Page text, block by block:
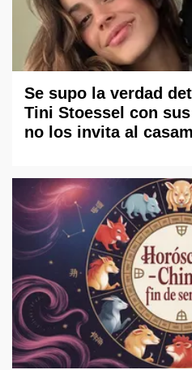
Se supo la verdad
Tini Stoessel con
no los invita al